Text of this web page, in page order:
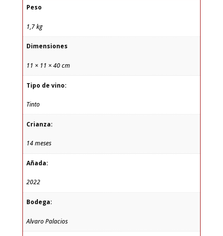
Peso
1,7 kg
Dimensiones
11 × 11 × 40 cm
Tipo de vino:
Tinto
Crianza:
14 meses
Añada:
2022
Bodega:
Alvaro Palacios